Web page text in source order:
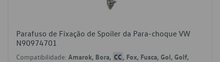
Parafuso de Fixação de Spoiler da Para-choque VW
N90974701
Compatibilidade: Amarok, Bora, CC , Fox, Fusca, Gol, Golf,